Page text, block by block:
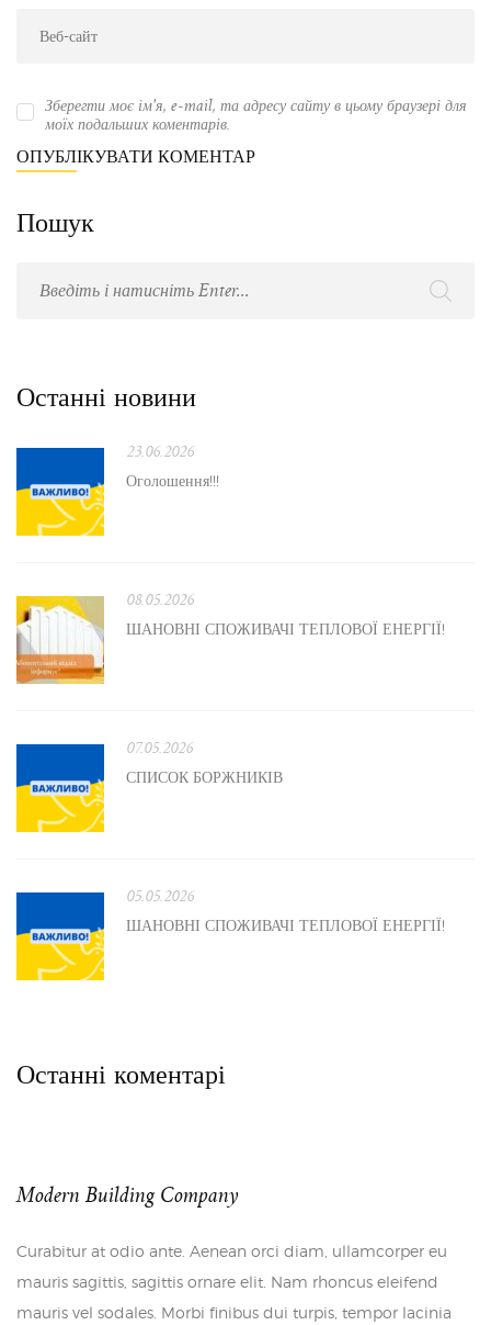
Зберегти моє ім'я, e-mail, та адресу сайту в цьому браузері для
моїх подальших коментарів.
Пошук
Останні новини
23.06.2026
Оголошення!!!
08.05.2026
ШАНОВНІ СПОЖИВАЧІ ТЕПЛОВОЇ ЕНЕРГІЇ!
07.05.2026
СПИСОК БОРЖНИКІВ
05.05.2026
ШАНОВНІ СПОЖИВАЧІ ТЕПЛОВОЇ ЕНЕРГІЇ!
Останні коментарі
Modern Building Company
Curabitur at odio ante. Aenean orci diam, ullamcorper eu
mauris sagittis, sagittis ornare elit. Nam rhoncus eleifend
mauris vel sodales. Morbi finibus dui turpis, tempor lacinia